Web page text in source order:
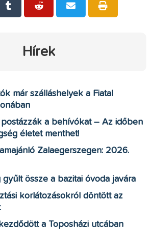
Hírek
már szálláshelyek a Fiatal
postázzák a behívókat – Az időben
életet menthet!
Zalaegerszegen: 2026.
gyűlt össze a bazitai óvoda javára
korlátozásokról döntött az
a Toposházi utcában